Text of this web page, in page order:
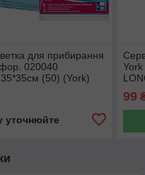
для прибирання
020040
(50) (York)
уточнюйте
99